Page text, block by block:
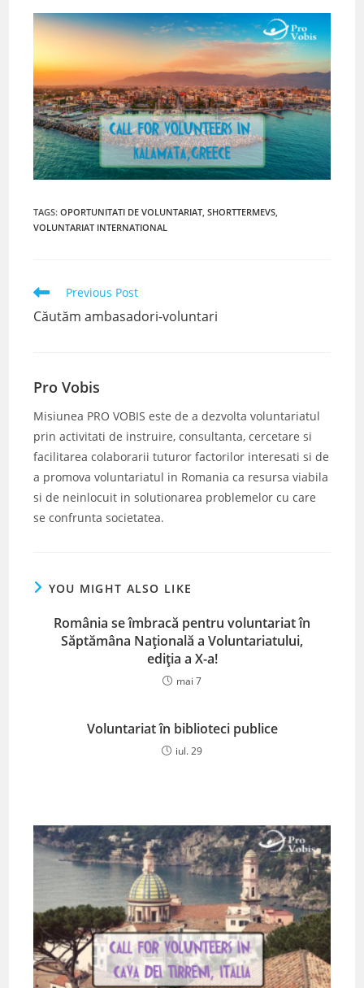
TAGS:OPORTUNITATI DE VOLUNTARIAT, SHORTTERMEVS,
VOLUNTARIAT INTERNATIONAL
Read
articles
Previous Post
Căutăm ambasadori-voluntari
Pro Vobis
Misiunea PRO VOBIS este de a dezvolta voluntariatul
prin activitati de instruire, consultanta, cercetare si
facilitarea colaborarii tuturor factorilor interesati si de
a promova voluntariatul in Romania ca resursa viabila
si de neinlocuit in solutionarea problemelor cu care
se confrunta societatea.
YOU MIGHT ALSO LIKE
România se îmbracă pentru voluntariat în
Săptămâna Națională a Voluntariatului,
ediția a X-a!
mai 7
Voluntariat în biblioteci publice
iul. 29